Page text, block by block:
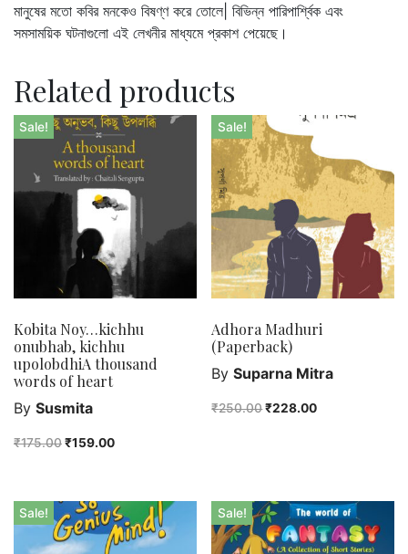
মানুষের মতো কবির মনকেও বিষণ্ণ করে তোলে| বিভিন্ন পারিপার্শ্বিক এবং
সমসাময়িক ঘটনাগুলো এই লেখনীর মাধ্যমে প্রকাশ পেয়েছে।
Related products
Sale!
Kobita Noy…kichhu
onubhab, kichhu
upolobdhiA thousand
words of heart
By Susmita
₹175.00₹159.00
Sale!
Adhora Madhuri
(Paperback)
BySuparna Mitra
₹250.00₹228.00
Sale! Sale!